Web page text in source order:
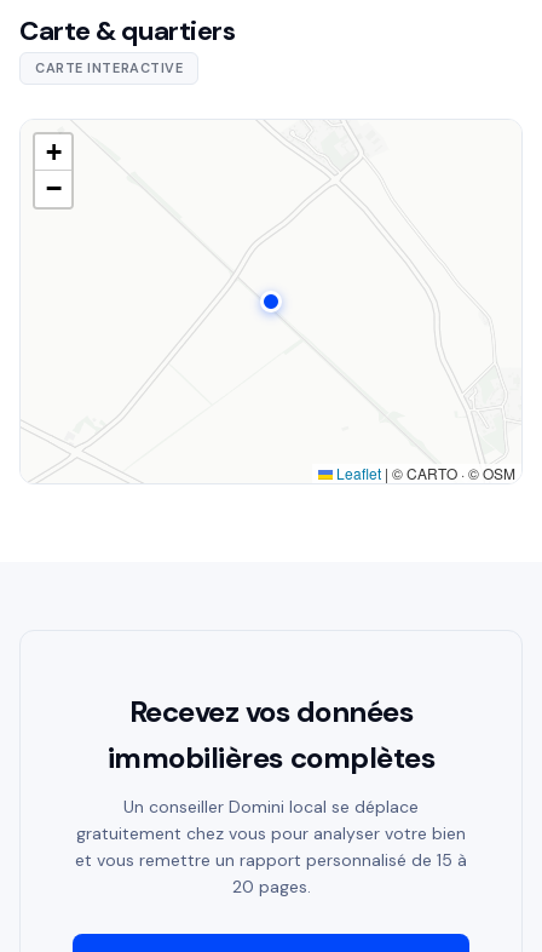
Carte & quartiers
CARTE INTERACTIVE
+
−
Leaflet | © CARTO · © OSM
Recevez vos données
immobilières complètes
Un conseiller Domini local se déplace
gratuitement chez vous pour analyser votre bien
et vous remettre un rapport personnalisé de 15 à
20 pages.